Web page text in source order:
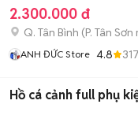
2.300.000 đ
Q. Tân Bình (P. Tân Sơn
ANH ĐỨC Store 4.8 317
Hồ cá cảnh full phụ